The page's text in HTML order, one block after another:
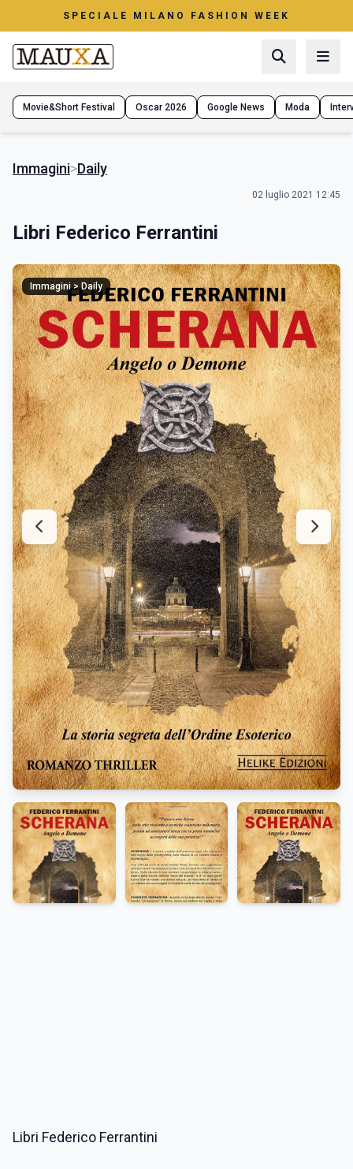
SPECIALE MILANO FASHION WEEK
Movie&Short Festival Oscar 2026 Google News Moda
Immagini>Daily
02 luglio 2021 12:45
Libri Federico Ferrantini
Immagini > Daily
Libri Federico Ferrantini